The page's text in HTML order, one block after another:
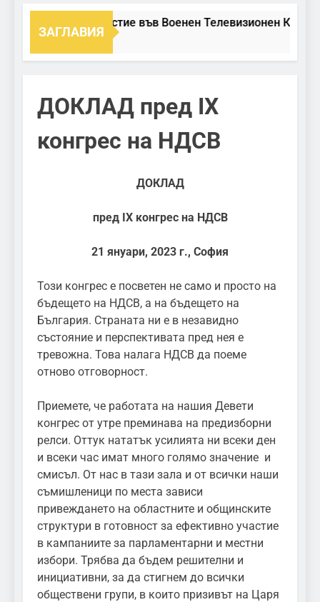
ЗАГЛАВИЯ
Участие във Военен Телевизионен Канал
ДОКЛАД пред IX
конгрес на НДСВ
ДОКЛАД
пред IXконгрес на НДСВ
21 януари, 2023 г., София
Този конгрес е посветен не само и просто на
бъдещето на НДСВ, а на бъдещето на
България. Страната ни е в незавидно
състояние и перспективата пред нея е
тревожна. Това налага НДСВ да поеме
отново отговорност.
Приемете, че работата на нашия Девети
конгрес от утре преминава на предизборни
релси. Оттук нататък усилията ни всеки ден
и всеки час имат много голямо значение и
смисъл. От нас в тази зала и от всички наши
съмишленици по места зависи
привеждането на областните и общинските
структури в готовност за ефективно участие
в кампаниите за парламентарни и местни
избори. Трябва да бъдем решителни и
инициативни, за да стигнем до всички
обществени групи, в които призивът на Царя